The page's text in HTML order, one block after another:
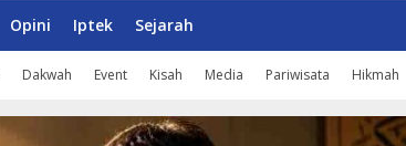
Opini Iptek Sejarah
Dakwah Event Kisah Media Pariwisata Hikmah